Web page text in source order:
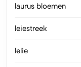
laurus bloemen
leiestreek
lelie